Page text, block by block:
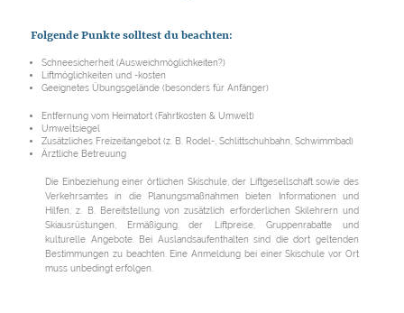
Folgende Punkte solltest du beachten:
Schneesicherheit (Ausweichmöglichkeiten?)
Liftmöglichkeiten und -kosten
Geeignetes Übungsgelände (besonders für Anfänger)
Entfernung vom Heimatort (Fahrtkosten & Umwelt)
Umweltsiegel
Zusätzliches Freizeitangebot (z. B. Rodel-, Schlittschuhbahn, Schwimmbad)
Ärztliche Betreuung
Die Einbeziehung einer örtlichen Skischule, der Liftgesellschaft sowie des
Verkehrsamtes in die Planungsmaßnahmen bieten Informationen und
Hilfen, z. B. Bereitstellung von zusätzlich erforderlichen Skilehrern und
Skiausrüstungen, Ermäßigung der Liftpreise, Gruppenrabatte und
kulturelle Angebote. Bei Auslandsaufenthalten sind die dort geltenden
Bestimmungen zu beachten. Eine Anmeldung bei einer Skischule vor Ort
muss unbedingt erfolgen.